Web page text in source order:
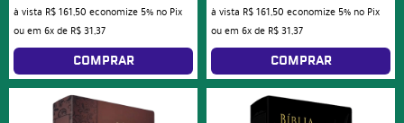
à vista R$ 161,50 economize 5% no Pix
ou em 6xde R$ 31,37
COMPRAR
à vista R$ 161,50 economize 5% no Pix
ou em 6xde R$ 31,37
COMPRAR